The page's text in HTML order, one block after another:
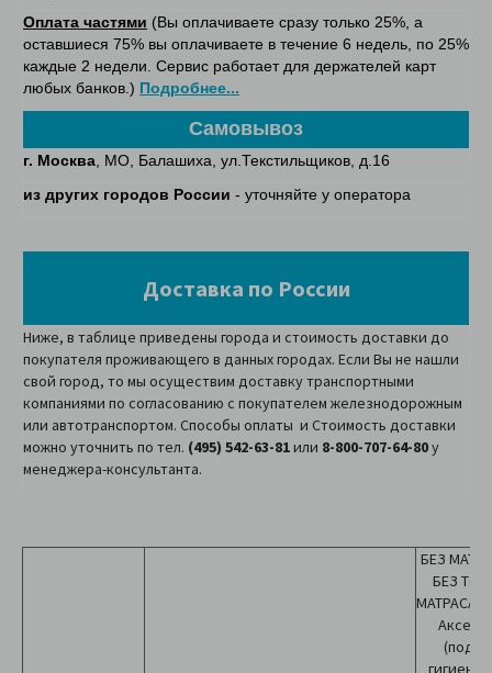
Оплата частями (Вы оплачиваете сразу только 25%, а
оставшиеся 75% вы оплачиваете в течение 6 недель, по 25%
каждые 2 недели. Сервис работает для держателей карт
любых банков.) Подробнее...
Самовывоз
г. Москва, МО, Балашиха, ул.Текстильщиков, д.16
из других городов России - уточняйте у оператора
Доставка по России
Ниже, в таблице приведены города и стоимость доставки до
покупателя проживающего в данных городах. Если Вы не нашли
свой город, то мы осуществим доставку транспортными
компаниями по согласованию с покупателем железнодорожным
или автотранспортом. Способы оплаты и Стоимость доставки
можно уточнить по тел. (495) 542-63-81или 8-800-707-64-80у
менеджера-консультанта.
БЕЗ
БЕЗ